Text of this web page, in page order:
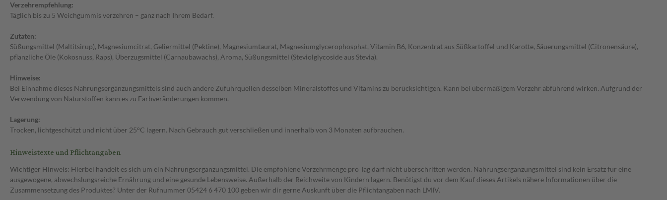
Verzehrempfehlung:
Täglich bis zu 5 Weichgummis verzehren – ganz nach Ihrem Bedarf.
Zutaten:
Süßungsmittel (Maltitsirup), Magnesiumcitrat, Geliermittel (Pektine), Magnesiumtaurat, Magnesiumglycerophosphat, Vitamin B6, Konzentrat aus Süßkartoffel und Karotte, Säuerungsmittel (Citronensäure),
pflanzliche Öle (Kokosnuss, Raps), Überzugsmittel (Carnaubawachs), Aroma, Süßungsmittel (Steviolglycoside aus Stevia).
Hinweise:
Bei Einnahme dieses Nahrungsergänzungsmittels sind auch andere Zufuhrquellen desselben Mineralstoffes und Vitamins zu berücksichtigen. Kann bei übermäßigem Verzehr abführend wirken. Aufgrund der
Verwendung von Naturstoffen kann es zu Farbveränderungen kommen.
Lagerung:
Trocken, lichtgeschützt und nicht über 25°C lagern. Nach Gebrauch gut verschließen und innerhalb von 3 Monaten aufbrauchen.
Hinweistexte und Pflichtangaben
Wichtiger Hinweis: Hierbei handelt es sich um ein Nahrungsergänzungsmittel. Die empfohlene Verzehrmenge pro Tag darf nicht überschritten werden. Nahrungsergänzungsmittel sind kein Ersatz für eine
ausgewogene, abwechslungsreiche Ernährung und eine gesunde Lebensweise. Außerhalb der Reichweite von Kindern lagern. Benötigst du vor dem Kauf dieses Artikels nähere Informationen über die
Zusammensetzung des Produktes? Unter der Rufnummer 05424 6 470 100 geben wir dir gerne Auskunft über die Pflichtangaben nach LMIV.